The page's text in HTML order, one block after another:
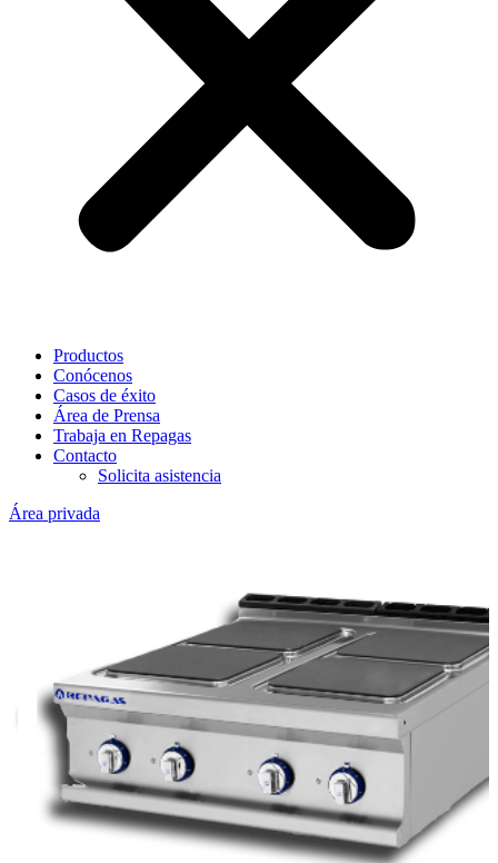
Productos
Conócenos
Casos de éxito
Área de Prensa
Trabaja en Repagas
Contacto
Solicita asistencia
Área privada